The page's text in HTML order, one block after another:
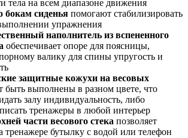
тела на всем диапазоне движения
бокам сиденья помогают стабилизировать
упражнения
наполнитель из вспененного
обеспечивает опоре для поясницы,
валику для спины упругость и
защитные кожухи на весовых
быть выполнены в разном цвете, что
залу индивидуальность, либо
тренажеры в любой интерьер
части весового стека позволяет
тренажере бутылку с водой или телефон